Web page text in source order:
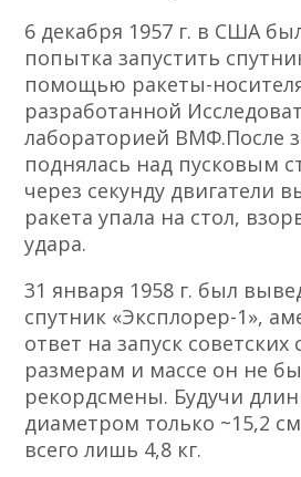
6 декабря 1957 г. в США
попытка запустить
помощью ракеты-
разработанной
лабораторией ВМФ.После
поднялась над пусковым
через секунду двигатели
ракета упала на стол,
удара.
31 января 1958 г. был
спутник «Эксплорер-1»,
ответ на запуск
размерам и массе он не
рекордсмены. Будучи
диаметром только ~15,2
всего лишь 4,8 кг.